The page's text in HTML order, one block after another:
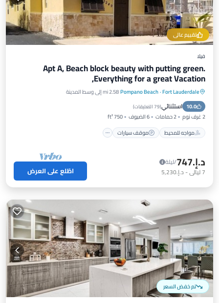
تقييم عالي
فيلا
Apt A, Beach block beauty with putting green.
Everything for a great Vacation,
Fort Lauderdale
·
Pompano Beach2.58 mi إلى وسط المدينة
10.0 استثنائي(79 التعليقات )
2 غرف نوم 2 حمامات 6 الضيوف
750 ft²
مواجه للمحيط
موقف سيارات
مواجه للمحيط
موقف سيارات
إطلالة على المحيط
د.إ.‏747
/ليلة
7ليالي- د.إ.‏5,230 اطّلع على العرض
تم خفض السعر